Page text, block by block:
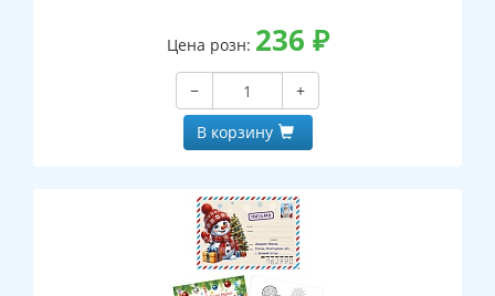
Цена розн: 236 ₽
−
+
В корзину